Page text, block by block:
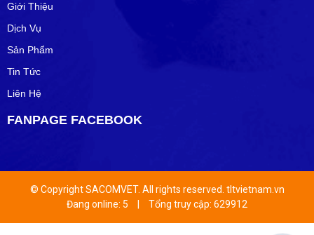
Giới Thiệu
Dịch Vụ
Sản Phẩm
Tin Tức
Liên Hệ
FANPAGE FACEBOOK
© Copyright SACOMVET. All rights reserved. tltvietnam.vn
Đang online: 5
Tổng truy cập: 629912